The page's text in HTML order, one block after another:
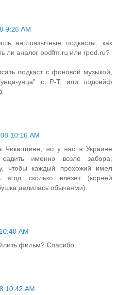
9:26 AM
англоязычные подкасты, как
ли аналог podfm.ru или rpod.ru?
подкаст с фоновой музыкой,
унца" с Р-Т, или подсейф
10:16 AM
Чикагщине, но у нас в Украине
именно возле забора,
чтобы каждый прохожий имел
ягод сколько влезет (корней
делилась обычаями).
AM
фильм? Спасибо.
10:42 AM